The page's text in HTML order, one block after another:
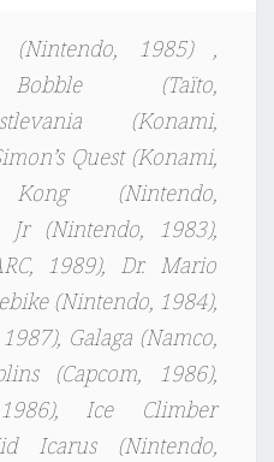
(Nintendo, 1985) ,
(Taïto,
(Konami,
Quest (Konami,
(Nintendo,
(Nintendo, 1983),
1989), Dr. Mario
(Nintendo, 1984),
Galaga (Namco,
(Capcom, 1986),
Ice Climber
Icarus (Nintendo,